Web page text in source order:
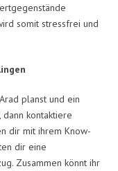
somit stressfrei und
planst und ein
dann kontaktiere
dir mit ihrem Know-
dir eine
Zusammen könnt ihr